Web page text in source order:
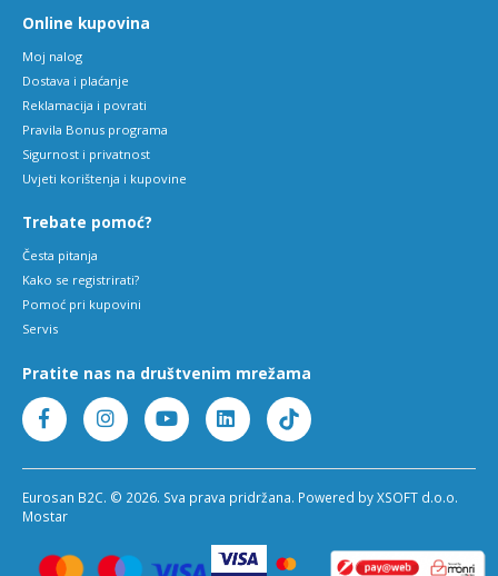
Online kupovina
Moj nalog
Dostava i plaćanje
Reklamacija i povrati
Pravila Bonus programa
Sigurnost i privatnost
Uvjeti korištenja i kupovine
Trebate pomoć?
Česta pitanja
Kako se registrirati?
Pomoć pri kupovini
Servis
Pratite nas na društvenim mrežama
Eurosan B2C. © 2026. Sva prava pridržana. Powered by XSOFT d.o.o.
Mostar